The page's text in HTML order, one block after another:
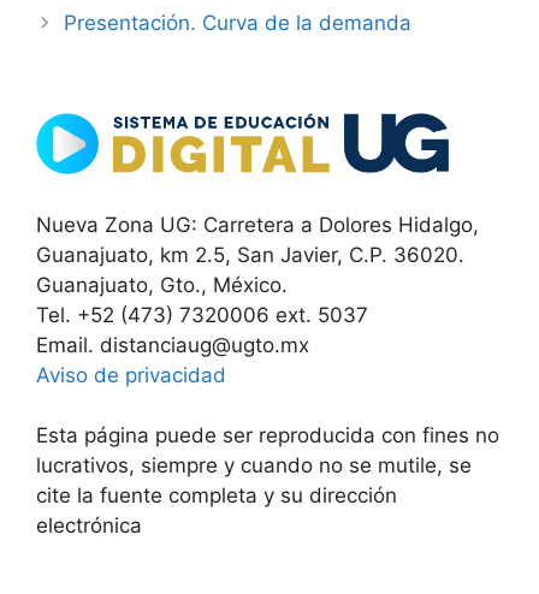
Presentación. Curva de la demanda
Nueva Zona UG: Carretera a Dolores Hidalgo,
Guanajuato, km 2.5, San Javier, C.P. 36020.
Guanajuato, Gto., México.
Tel. +52 (473) 7320006 ext. 5037
Email. distanciaug@ugto.mx
Aviso de privacidad
Esta página puede ser reproducida con fines no
lucrativos, siempre y cuando no se mutile, se
cite la fuente completa y su dirección
electrónica